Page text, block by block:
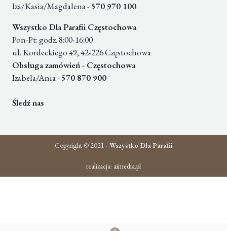
Iza/Kasia/Magdalena - 570 970 100
Wszystko Dla Parafii Częstochowa
Pon-Pt: godz. 8:00-16:00
ul. Kordeckiego 49, 42-226 Częstochowa
Obsługa zamówień - Częstochowa
Izabela/Ania - 570 870 900
Śledź nas
Copyright © 2021 -Wszystko Dla Parafii
realizacja: aimedia.pl